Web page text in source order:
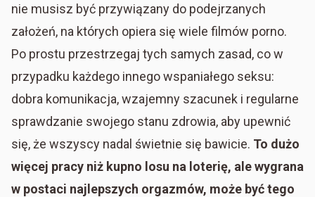
nie musisz być przywiązany do podejrzanych
założeń, na których opiera się wiele filmów porno.
Po prostu przestrzegaj tych samych zasad, co w
przypadku każdego innego wspaniałego seksu:
dobra komunikacja, wzajemny szacunek i regularne
sprawdzanie swojego stanu zdrowia, aby upewnić
się, że wszyscy nadal świetnie się bawicie. To dużo
więcej pracy niż kupno losu na loterię, ale wygrana
w postaci najlepszych orgazmów, może być tego